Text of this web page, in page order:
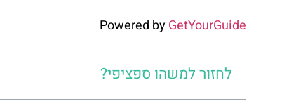
Powered byGetYourGuide
לחזור למשהו ספציפי?